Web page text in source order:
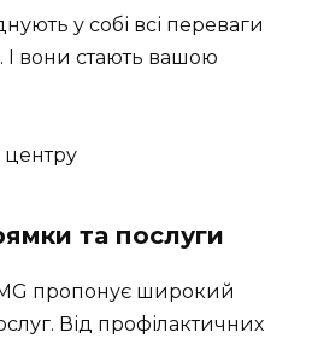
у собі всі переваги
вони стають вашою
та послуги
пропонує широкий
Від профілактичних